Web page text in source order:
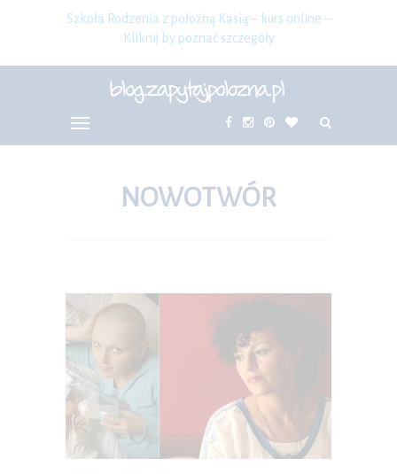
Szkoła Rodzenia z położną Kasią – kurs online –
Kliknij by poznać szczegóły
NOWOTWÓR